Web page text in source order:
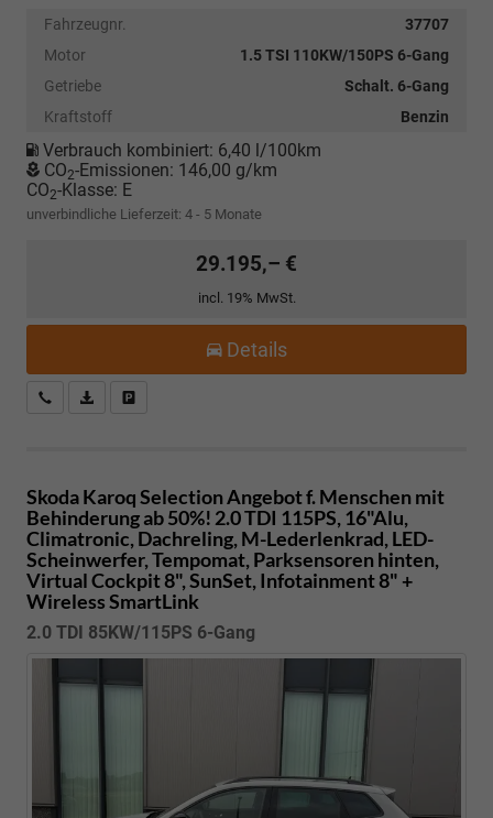
Fahrzeugnr.
37707
Motor
1.5 TSI 110KW/150PS 6-Gang
Getriebe
Schalt. 6-Gang
Kraftstoff
Benzin
Verbrauch kombiniert: 6,40 l/100km
CO2-Emissionen: 146,00 g/km
CO2-Klasse: E
unverbindliche Lieferzeit: 4 - 5 Monate
29.195,– €
incl. 19% MwSt.
Details
Kostenloser Rückruf-Service
PDF-Datei, Fahrzeugexposé drucken
Skoda KaroqSelection Angebot f. Menschen mit
Behinderung ab 50%! 2.0 TDI 115PS, 16"Alu,
Climatronic, Dachreling, M-Lederlenkrad, LED-
Scheinwerfer, Tempomat, Parksensoren hinten,
Virtual Cockpit 8", SunSet, Infotainment 8" +
Wireless SmartLink
2.0 TDI 85KW/115PS 6-Gang